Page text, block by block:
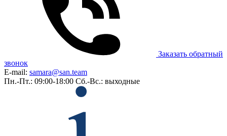
Заказать обратный
звонок
E-mail: samara@san.team
Пн.-Пт.: 09:00-18:00 Сб.-Вс.: выходные